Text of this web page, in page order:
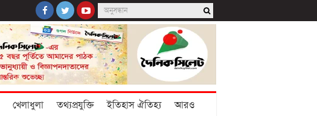
খেলাধুলা তথ্যপ্রযুক্তি ইতিহাস ঐতিহ্য আরও